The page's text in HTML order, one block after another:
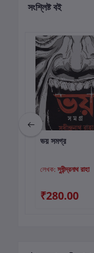
সংশ্লিষ্ট বই
কার্টে যোগ করুন
ভয় সমগ্র
লেখক: সুধীন্দ্রনাথ রাহা
₹280.00